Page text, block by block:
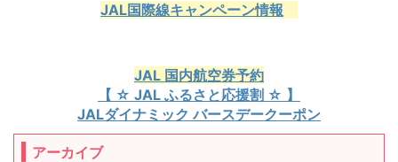
JAL国際線キャンペーン情報
JAL 国内航空券予約
【 ☆ JAL ふるさと応援割 ☆ 】
JALダイナミック バースデークーポン
アーカイブ